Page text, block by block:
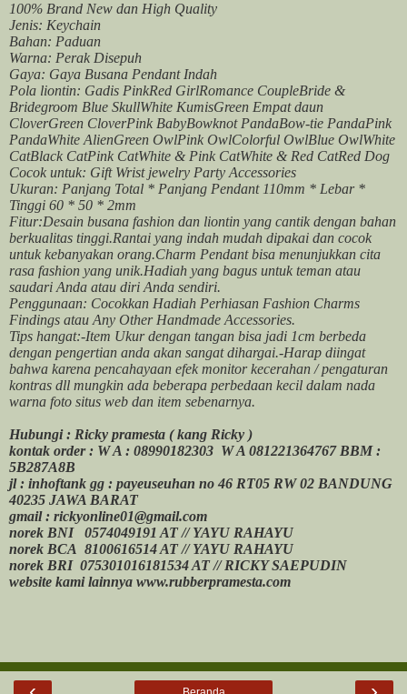
100% Brand New dan High Quality
Jenis: Keychain
Bahan: Paduan
Warna: Perak Disepuh
Gaya: Gaya Busana Pendant Indah
Pola liontin: Gadis PinkRed GirlRomance CoupleBride &
Bridegroom Blue SkullWhite KumisGreen Empat daun
CloverGreen CloverPink BabyBowknot PandaBow-tie PandaPink
PandaWhite AlienGreen OwlPink OwlColorful OwlBlue OwlWhite
CatBlack CatPink CatWhite & Pink CatWhite & Red CatRed Dog
Cocok untuk: Gift Wrist jewelry Party Accessories
Ukuran: Panjang Total * Panjang Pendant 110mm * Lebar *
Tinggi 60 * 50 * 2mm
Fitur:Desain busana fashion dan liontin yang cantik dengan bahan
berkualitas tinggi.Rantai yang indah mudah dipakai dan cocok
untuk kebanyakan orang.Charm Pendant bisa menunjukkan cita
rasa fashion yang unik.Hadiah yang bagus untuk teman atau
saudari Anda atau diri Anda sendiri.
Penggunaan: Cocokkan Hadiah Perhiasan Fashion Charms
Findings atau Any Other Handmade Accessories.
Tips hangat:-Item Ukur dengan tangan bisa jadi 1cm berbeda
dengan pengertian anda akan sangat dihargai.-Harap diingat
bahwa karena pencahayaan efek monitor kecerahan / pengaturan
kontras dll mungkin ada beberapa perbedaan kecil dalam nada
warna foto situs web dan item sebenarnya.
Hubungi : Ricky pramesta ( kang Ricky )
kontak order : W A : 08990182303 W A 081221364767 BBM :
5B287A8B
jl : inhoftank gg : payeuseuhan no 46 RT05 RW 02 BANDUNG
40235 JAWA BARAT
gmail : rickyonline01@gmail.com
norek BNI 0574049191 AT // YAYU RAHAYU
norek BCA 8100616514 AT // YAYU RAHAYU
norek BRI 075301016181534 AT // RICKY SAEPUDIN
website kami lainnya www.rubberpramesta.com